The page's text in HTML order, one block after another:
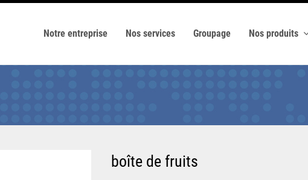
Notre entreprise Nos services Groupage Nos produits
boîte de fruits